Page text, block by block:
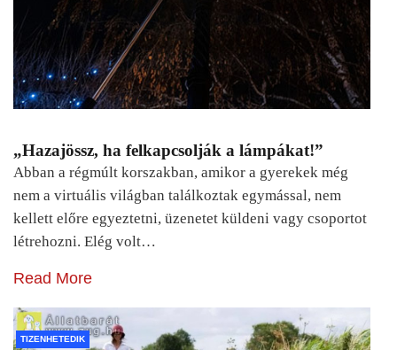
„Hazajössz, ha felkapcsolják a lámpákat!”
Abban a régmúlt korszakban, amikor a gyerekek még
nem a virtuális világban találkoztak egymással, nem
kellett előre egyeztetni, üzenetet küldeni vagy csoportot
létrehozni. Elég volt…
Read More
TIZENHETEDIK